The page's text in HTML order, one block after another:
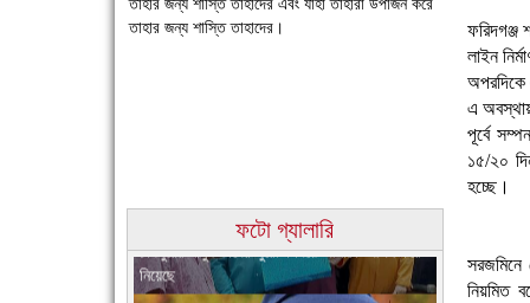
তাহার জন্য শাস্তি তাহাদের এবং যাহা তাহারা উপার্জন করে
তাহার জন্য শাস্তি তাহাদের।
ফটো গ্যালারি
চাঁদপুরের মানুষ তাদের পুরোটা দিয়ে আমাকে আপন করে
ফরিদগঞ্জ
লাইন
অপরদিকে
এ অবস্থায়
পূর্বে
১৫/২০
হচ্ছে।
সরজমিনে
নিয়মিত